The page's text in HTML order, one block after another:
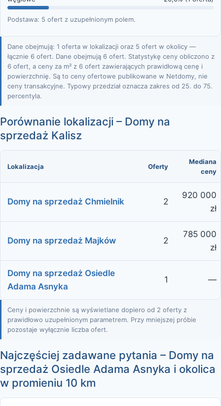
Podstawa: 5 ofert z uzupełnionym polem.
Dane obejmują: 1 oferta w lokalizacji oraz 5 ofert w okolicy —
łącznie 6 ofert. Dane obejmują 6 ofert. Statystykę ceny obliczono z
6 ofert, a ceny za m² z 6 ofert zawierających prawidłową cenę i
powierzchnię. Są to ceny ofertowe publikowane w Netdomy, nie
ceny transakcyjne. Typowy przedział oznacza zakres od 25. do 75.
percentyla.
Porównanie lokalizacji – Domy na
sprzedaż Kalisz
Lokalizacja Oferty
Mediana
ceny
Domy na sprzedaż Chmielnik 2
920 000
zł
Domy na sprzedaż Majków 2
785 000
zł
Domy na sprzedaż Osiedle
Adama Asnyka
1 —
Ceny i powierzchnie są wyświetlane dopiero od 2 oferty z
prawidłowo uzupełnionym parametrem. Przy mniejszej próbie
pozostaje wyłącznie liczba ofert.
Najczęściej zadawane pytania – Domy na
sprzedaż Osiedle Adama Asnyka i okolica
w promieniu 10 km